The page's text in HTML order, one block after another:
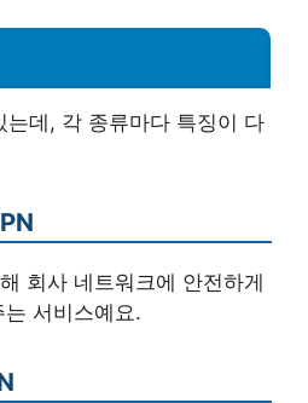
데, 각 종류마다 특징이 다
회사 네트워크에 안전하게
서비스예요.